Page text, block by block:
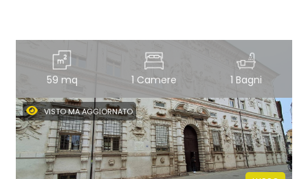
59 mq 1 Camere 1 Bagni
VISTO MA AGGIORNATO